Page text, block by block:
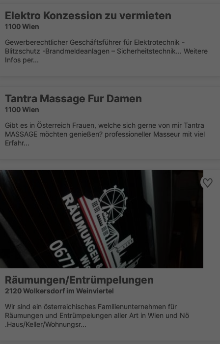
Elektro Konzession zu vermieten
1100 Wien
Gewerberechtlicher Geschäftsführer für Elektrotechnik -
Blitzschutz -Brandmeldeanlagen – Sicherheitstechnik... Weitere
Infos per...
Tantra Massage Fur Damen
1100 Wien
Gibt es in Österreich Frauen, welche sich gerne von mir Tantra
MASSAGE möchten genießen? professioneller Masseur mit viel
Erfahr...
Räumungen/Entrümpelungen
2120 Wolkersdorf im Weinviertel
Wir sind ein österreichisches Familienunternehmen für
Räumungen und Entrümpelungen aller Art in Wien und Nö
.Haus/Keller/Wohnungsr...